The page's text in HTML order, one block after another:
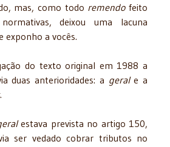
mas, como todo remendofeito
deixou uma lacuna
exponho a vocês.
do texto original em 1988 a
duas anterioridades: a gerale a
.
estava prevista no artigo 150,
ser vedado cobrar tributos no